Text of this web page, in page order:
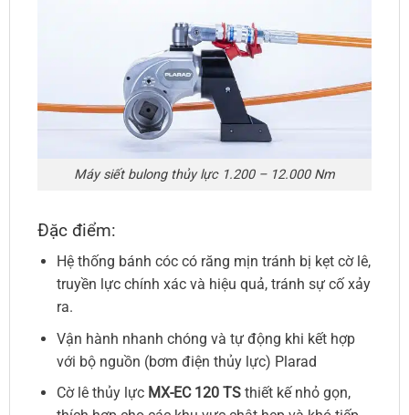
Máy siết bulong thủy lực 1.200 – 12.000 Nm
Đặc điểm:
Hệ thống bánh cóc có răng mịn tránh bị kẹt cờ lê,
truyền lực chính xác và hiệu quả, tránh sự cố xảy
ra.
Vận hành nhanh chóng và tự động khi kết hợp
với bộ nguồn (bơm điện thủy lực) Plarad
Cờ lê thủy lực MX-EC 120 TSthiết kế nhỏ gọn,